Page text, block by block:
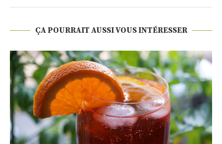
ÇA POURRAIT AUSSI VOUS INTÉRESSER